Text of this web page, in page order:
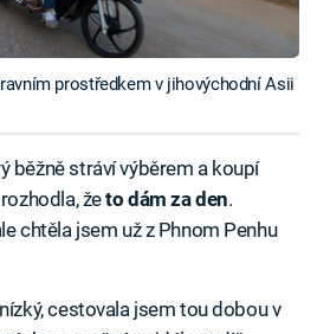
prostředkem v jihovýchodní Asii
běžně stráví výběrem a koupí
žeto dám za den.
chtěla jsem už z Phnom Penhu
cestovala jsem tou dobou v